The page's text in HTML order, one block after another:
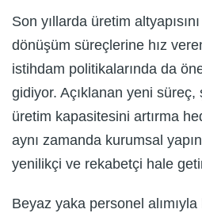
Son yıllarda üretim
dönüşüm süreçlerine hız
istihdam politikalarında da
gidiyor. Açıklanan yeni süreç,
üretim kapasitesini artırma
aynı zamanda kurumsal
yenilikçi ve rekabetçi hale
Beyaz yaka personel